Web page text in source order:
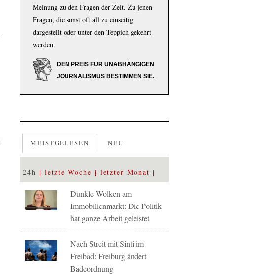
Meinung zu den Fragen der Zeit. Zu jenen
Fragen, die sonst oft all zu einseitig
dargestellt oder unter den Teppich gekehrt
werden.
DEN PREIS FÜR UNABHÄNGIGEN
JOURNALISMUS BESTIMMEN SIE.
MEISTGELESEN NEU
24h letzte Woche letzter Monat
Dunkle Wolken am
Immobilienmarkt: Die Politik
hat ganze Arbeit geleistet
Nach Streit mit Sinti im
Freibad: Freiburg ändert
Badeordnung